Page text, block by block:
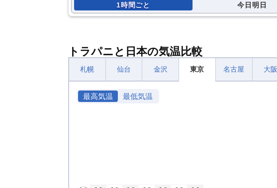
1時間ごと 今日明日
トラパニと日本の気温比較
札幌 仙台 金沢 東京 名古屋 大阪
最高気温 最低気温